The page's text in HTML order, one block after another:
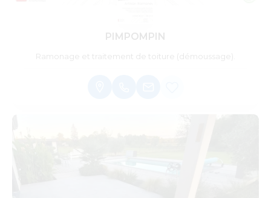
PIMPOMPIN
Ramonage et traitement de toiture (démoussage).